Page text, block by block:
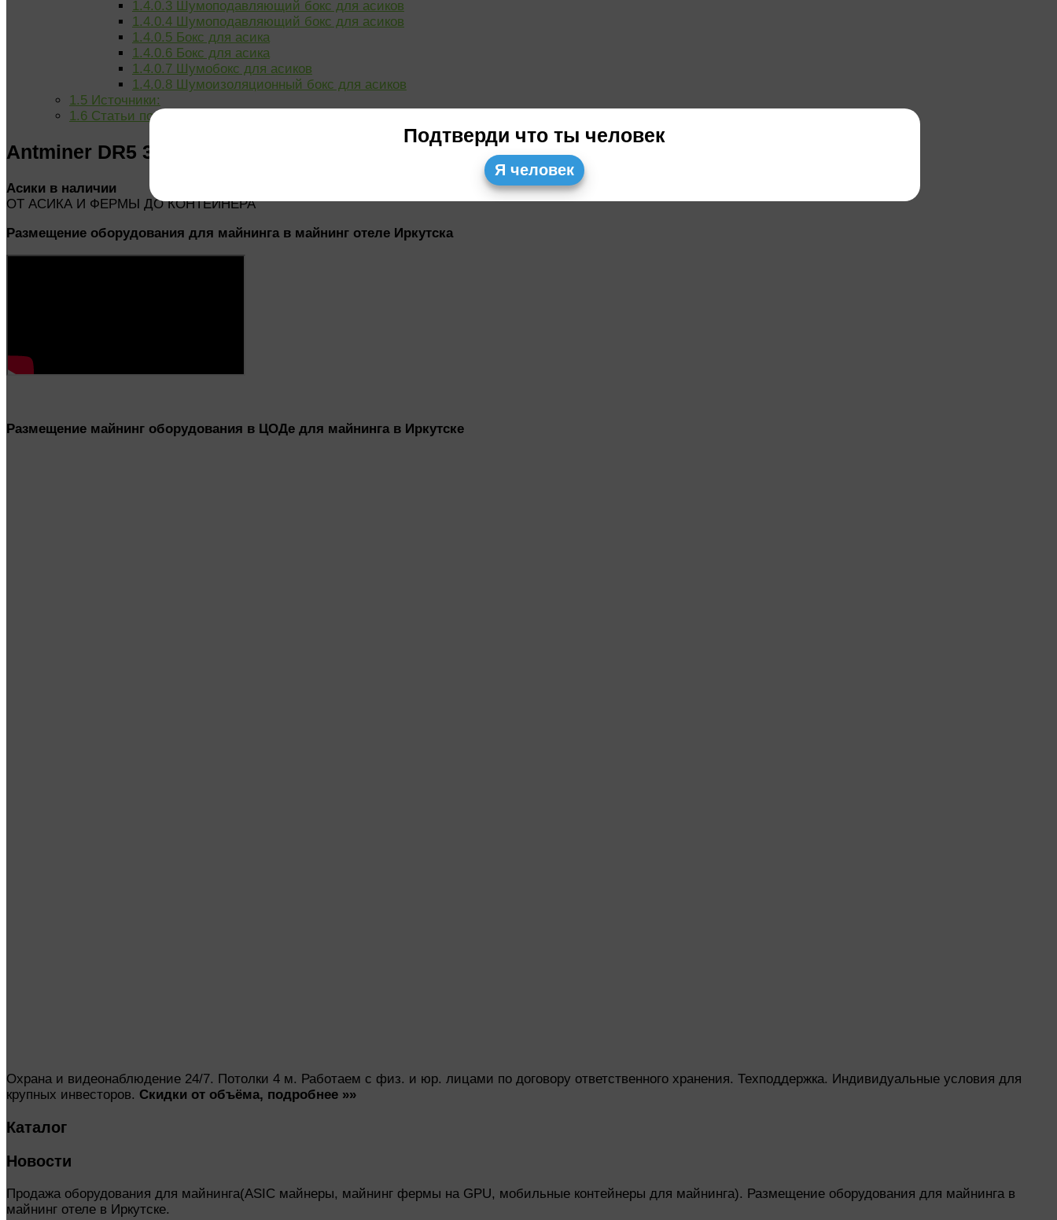
1.4.0.3 Шумоподавляющий бокс для асиков
1.4.0.4 Шумоподавляющий бокс для асиков
1.4.0.5 Бокс для асика
1.4.0.6 Бокс для асика
1.4.0.7 Шумобокс для асиков
1.4.0.8 Шумоизоляционный бокс для асиков
1.5 Источники:
1.6 Статьи по теме:
Antminer DR5 35 TH/s (По предзаказу) 1-15.10.2021
Асики в наличии
ОТ АСИКА И ФЕРМЫ ДО КОНТЕЙНЕРА
Размещение оборудования для майнинга в майнинг отеле Иркутска
Размещение майнинг оборудования в ЦОДе для майнинга в Иркутске
Охрана и видеонаблюдение 24/7. Потолки 4 м. Работаем с физ. и юр. лицами по договору ответственного хранения. Техподдержка. Индивидуальные условия для
крупных инвесторов. Скидки от объёма, подробнее »»
Каталог
Новости
Продажа оборудования для майнинга(ASIC майнеры, майнинг фермы на GPU, мобильные контейнеры для майнинга). Размещение оборудования для майнинга в
майнинг отеле в Иркутске.
Подтверди что ты человек
Я человек